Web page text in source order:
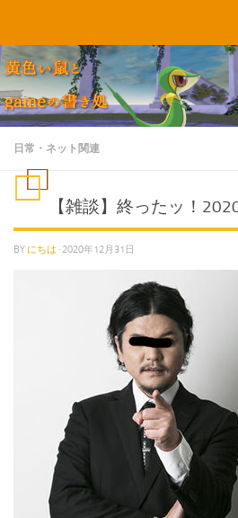
日常・ネット関連
【雑談】終ったッ！
BY にちは · 2020年12月31日